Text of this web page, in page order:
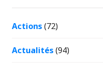
Actions(72)
Actualités(94)